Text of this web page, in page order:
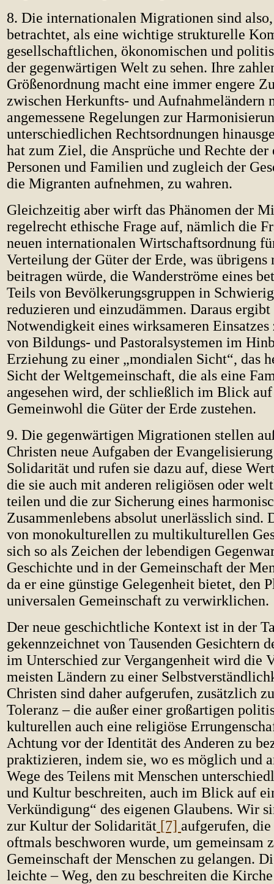
8. Die internationalen Migrationen sind
betrachtet, als eine wichtige strukturelle
gesellschaftlichen, ökonomischen und
der gegenwärtigen Welt zu sehen. Ihre
Größenordnung macht eine immer engere
zwischen Herkunfts- und Aufnahmeländern
angemessene Regelungen zur
unterschiedlichen Rechtsordnungen
hat zum Ziel, die Ansprüche und Rechte
Personen und Familien und zugleich der
die Migranten aufnehmen, zu wahren.
Gleichzeitig aber wirft das Phänomen der
regelrecht ethische Frage auf, nämlich die
neuen internationalen Wirtschaftsordnung
Verteilung der Güter der Erde, was
beitragen würde, die Wanderströme eines
Teils von Bevölkerungsgruppen in
reduzieren und einzudämmen. Daraus
Notwendigkeit eines wirksameren
von Bildungs- und Pastoralsystemen im
Erziehung zu einer „mondialen Sicht“, das
Sicht der Weltgemeinschaft, die als eine
angesehen wird, der schließlich im Blick
Gemeinwohl die Güter der Erde zustehen.
9. Die gegenwärtigen Migrationen stellen
Christen neue Aufgaben der
Solidarität und rufen sie dazu auf, diese
die sie auch mit anderen religiösen oder
teilen und die zur Sicherung eines
Zusammenlebens absolut unerlässlich sind.
von monokulturellen zu multikulturellen
sich so als Zeichen der lebendigen
Geschichte und in der Gemeinschaft der
da er eine günstige Gelegenheit bietet, den
universalen Gemeinschaft zu verwirklichen.
Der neue geschichtliche Kontext ist in der
gekennzeichnet von Tausenden Gesichtern
im Unterschied zur Vergangenheit wird die
meisten Ländern zu einer
Christen sind daher aufgerufen, zusätzlich
Toleranz – die außer einer großartigen
kulturellen auch eine religiöse
Achtung vor der Identität des Anderen zu
praktizieren, indem sie, wo es möglich und
Wege des Teilens mit Menschen
und Kultur beschreiten, auch im Blick auf
Verkündigung“ des eigenen Glaubens. Wir
zur Kultur der Solidarität [7] aufgerufen,
oftmals beschworen wurde, um gemeinsam
Gemeinschaft der Menschen zu gelangen.
leichte – Weg, den zu beschreiten die